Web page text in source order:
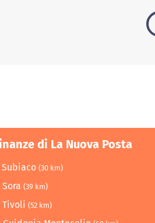
di La Nuova Posta
Subiaco (30 km)
Sora (39 km)
Tivoli (52 km)